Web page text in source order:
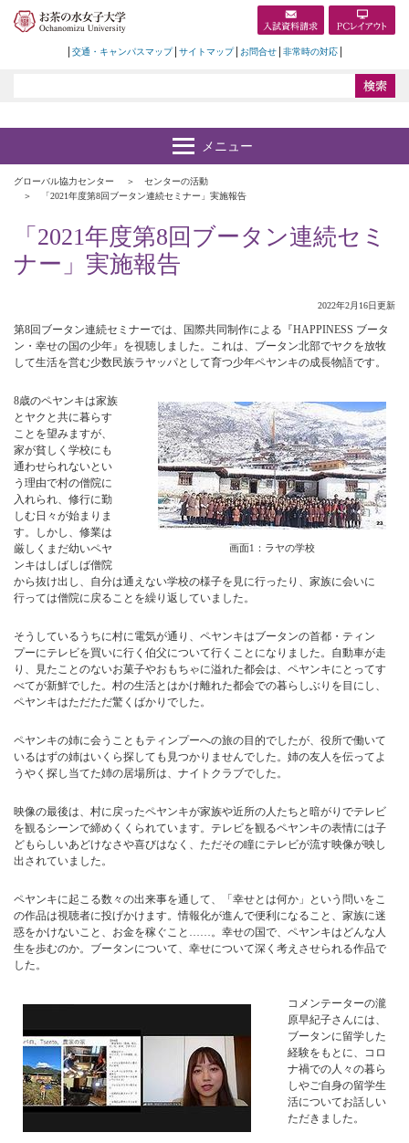
交通・キャンパスマップ サイトマップ お問合せ 非常時の対応
グローバル協力センター
センターの活動
「2021年度第8回ブータン連続セミナー」実施報告
「2021年度第8回ブータン連続セミ
ナー」実施報告
2022年2月16日更新
第8回ブータン連続セミナーでは、国際共同制作による『HAPPINESS ブータ
ン・幸せの国の少年』を視聴しました。これは、ブータン北部でヤクを放牧
して生活を営む少数民族ラヤッパとして育つ少年ペヤンキの成長物語です。
画面1：ラヤの学校
8歳のペヤンキは家族
とヤクと共に暮らす
ことを望みますが、
家が貧しく学校にも
通わせられないとい
う理由で村の僧院に
入れられ、修行に勤
しむ日々が始まりま
す。しかし、修業は
厳しくまだ幼いペヤ
ンキはしばしば僧院
から抜け出し、自分は通えない学校の様子を見に行ったり、家族に会いに
行っては僧院に戻ることを繰り返していました。
そうしているうちに村に電気が通り、ペヤンキはブータンの首都・ティン
プーにテレビを買いに行く伯父について行くことになりました。自動車が走
り、見たことのないお菓子やおもちゃに溢れた都会は、ペヤンキにとってす
べてが新鮮でした。村の生活とはかけ離れた都会での暮らしぶりを目にし、
ペヤンキはただただ驚くばかりでした。
ペヤンキの姉に会うこともティンプーへの旅の目的でしたが、役所で働いて
いるはずの姉はいくら探しても見つかりませんでした。姉の友人を伝ってよ
うやく探し当てた姉の居場所は、ナイトクラブでした。
映像の最後は、村に戻ったペヤンキが家族や近所の人たちと暗がりでテレビ
を観るシーンで締めくくられています。テレビを観るペヤンキの表情には子
どもらしいあどけなさや喜びはなく、ただその瞳にテレビが流す映像が映し
出されていました。
ペヤンキに起こる数々の出来事を通して、「幸せとは何か」という問いをこ
の作品は視聴者に投げかけます。情報化が進んで便利になること、家族に迷
惑をかけないこと、お金を稼ぐこと……。幸せの国で、ペヤンキはどんな人
生を歩むのか。ブータンについて、幸せについて深く考えさせられる作品で
した。
コメンテーターの瀧
原早紀子さんには、
ブータンに留学した
経験をもとに、コロ
ナ禍での人々の暮ら
しやご自身の留学生
活についてお話しい
ただきました。